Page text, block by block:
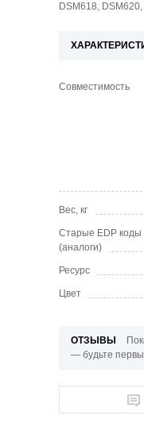
DSM618,
Совместимость
Вес, кг
Старые EDP коды
(аналоги)
Ресурс
Цвет
ОТЗЫВЫ
— будьте